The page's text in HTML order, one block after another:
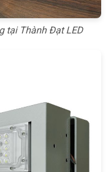
tại Thành Đạt LED